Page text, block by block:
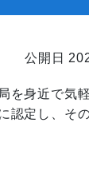
公開日
を身近で気
認定し、そ